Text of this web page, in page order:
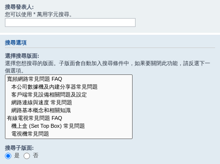
搜尋發表人:
您可以使用 * 萬用字元搜尋。
搜尋選項
選擇搜尋版面:
選擇您想搜尋的版面。子版面會自動加入搜尋條件中，如果要關閉此功能，請反選下一
個選項。
搜尋子版面:
是
否